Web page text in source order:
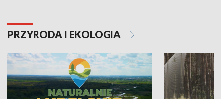
PRZYRODA I EKOLOGIA